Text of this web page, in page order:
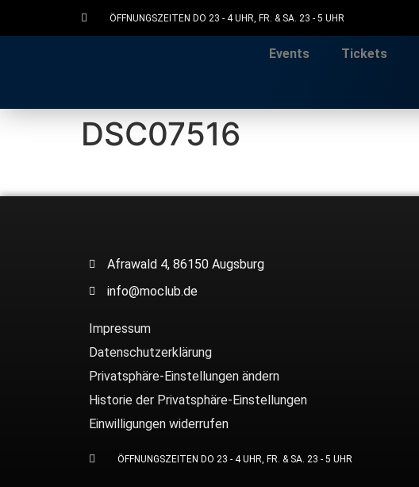
ÖFFNUNGSZEITEN DO 23 - 4 UHR, FR. & SA. 23 - 5 UHR
Events Tickets
DSC07516
Afrawald 4, 86150 Augsburg
info@moclub.de
Impressum
Datenschutzerklärung
Privatsphäre-Einstellungen ändern
Historie der Privatsphäre-Einstellungen
Einwilligungen widerrufen
ÖFFNUNGSZEITEN DO 23 - 4 UHR, FR. & SA. 23 - 5 UHR